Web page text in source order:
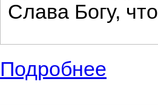
Слава Богу,
Подробнее